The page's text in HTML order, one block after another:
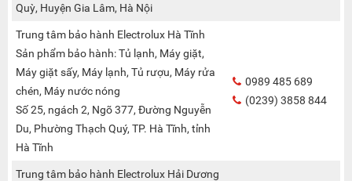
Quỳ, Huyện Gia Lâm, Hà Nội
Trung tâm bảo hành Electrolux Hà Tĩnh
Sản phẩm bảo hành: Tủ lạnh, Máy giặt,
Máy giặt sấy, Máy lạnh, Tủ rượu, Máy rửa
chén, Máy nước nóng
Số 25, ngách 2, Ngõ 377, Đường Nguyễn
Du, Phường Thạch Quý, TP. Hà Tĩnh, tỉnh
Hà Tĩnh
0989 485 689
(0239) 3858 844
Trung tâm bảo hành Electrolux Hải Dương